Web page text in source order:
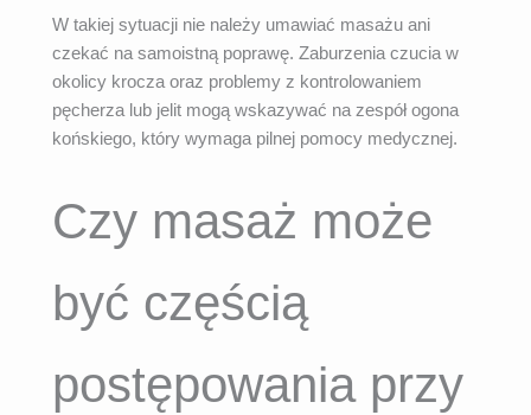
W takiej sytuacji nie należy umawiać masażu ani
czekać na samoistną poprawę. Zaburzenia czucia w
okolicy krocza oraz problemy z kontrolowaniem
pęcherza lub jelit mogą wskazywać na zespół ogona
końskiego, który wymaga pilnej pomocy medycznej.
Czy masaż może
być częścią
postępowania przy